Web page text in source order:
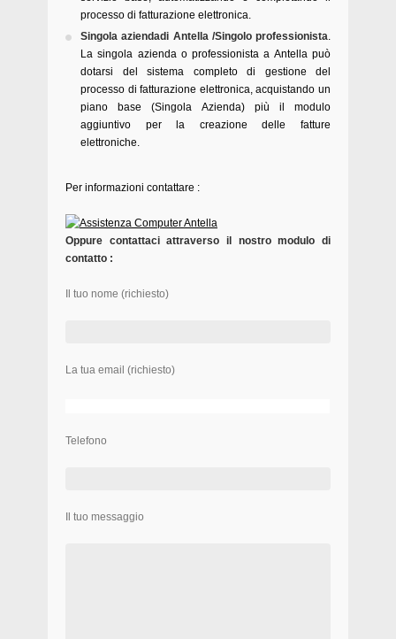
processo di fatturazione elettronica.
Singola aziendadi Antella /Singolo professionista.
La singola azienda o professionista a Antella può
dotarsi del sistema completo di gestione del
processo di fatturazione elettronica, acquistando un
piano base (Singola Azienda) più il modulo
aggiuntivo per la creazione delle fatture
elettroniche.
Per informazioni contattare :
Oppure contattaci attraverso il nostro modulo di
contatto :
Il tuo nome (richiesto)
La tua email (richiesto)
Telefono
Il tuo messaggio